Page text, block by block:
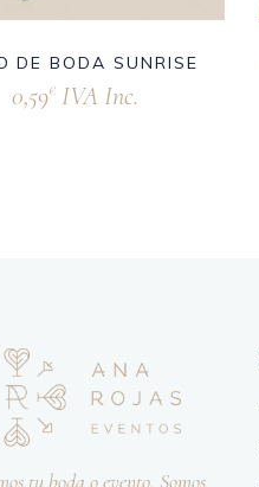
DE BODA SUNRISE
0,59€ IVA Inc.
tu boda o evento. Somos